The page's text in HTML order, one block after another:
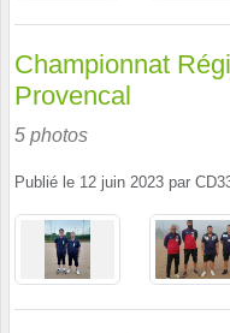
Championnat
Provencal
5 photos
Publié le 12 juin 2023 par